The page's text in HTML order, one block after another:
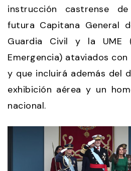
instrucción castrense
futura Capitana General
Guardia Civil y la UME
Emergencia) ataviados
y que incluirá además del
exhibición aérea y un
nacional.